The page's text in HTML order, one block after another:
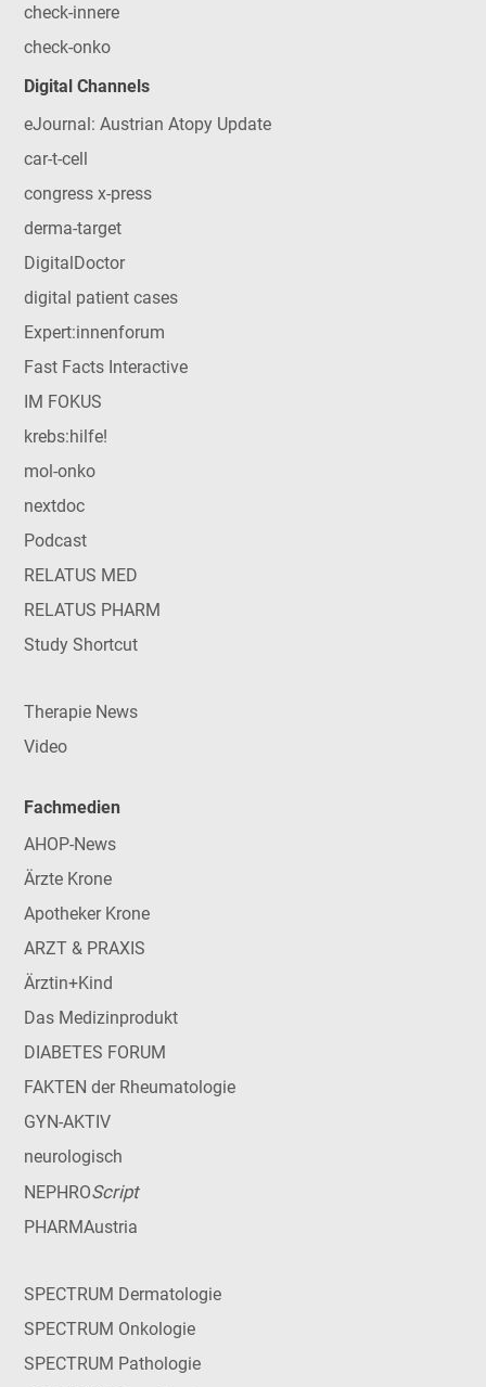
check-innere
check-onko
Digital Channels
eJournal: Austrian Atopy Update
car-t-cell
congress x-press
derma-target
DigitalDoctor
digital patient cases
Expert:innenforum
Fast Facts Interactive
IM FOKUS
krebs:hilfe!
mol-onko
nextdoc
Podcast
RELATUS MED
RELATUS PHARM
Study Shortcut
Therapie News
Video
Fachmedien
AHOP-News
Ärzte Krone
Apotheker Krone
ARZT & PRAXIS
Ärztin+Kind
Das Medizinprodukt
DIABETES FORUM
FAKTEN der Rheumatologie
GYN-AKTIV
neurologisch
NEPHROScript
PHARMAustria
SPECTRUM Dermatologie
SPECTRUM Onkologie
SPECTRUM Pathologie